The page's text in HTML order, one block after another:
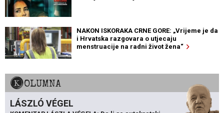
NAKON ISKORAKA CRNE GORE: „Vrijeme je da
i Hrvatska razgovara o utjecaju
menstruacije na radni život žena“
KOLUMNA
LÁSZLÓ VÉGEL